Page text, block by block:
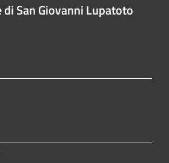
di San Giovanni Lupatoto